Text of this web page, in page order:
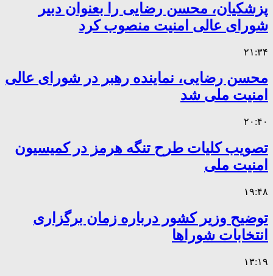
پزشکیان، محسن رضایی را بعنوان دبیر
شورای عالی امنیت منصوب کرد
۲۱:۳۴
محسن رضایی، نماینده رهبر در شورای عالی
امنیت ملی شد
۲۰:۴۰
تصویب کلیات طرح تنگه هرمز در کمیسیون
امنیت ملی
۱۹:۴۸
توضیح وزیر کشور درباره زمان برگزاری
انتخابات شوراها
۱۳:۱۹